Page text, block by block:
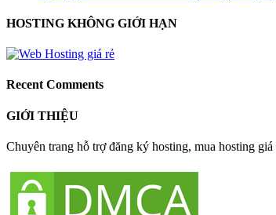
HOSTING KHÔNG GIỚI HẠN
Recent Comments
GIỚI THIỆU
Chuyên trang hỗ trợ đăng ký hosting, mua hosting